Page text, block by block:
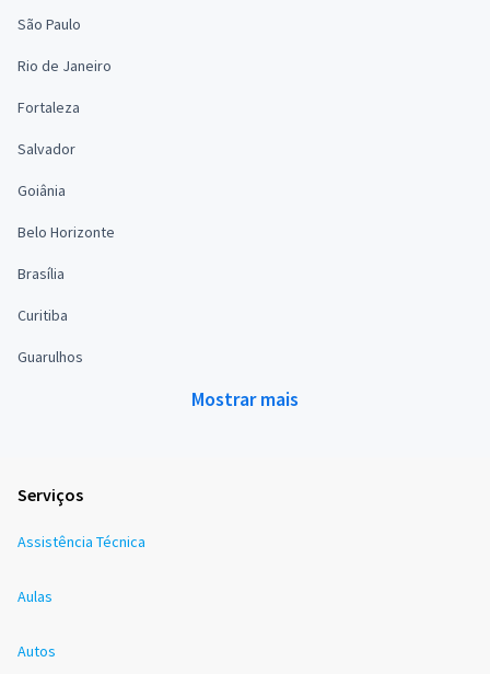
São Paulo
Rio de Janeiro
Fortaleza
Salvador
Goiânia
Belo Horizonte
Brasília
Curitiba
Guarulhos
Mostrar mais
Serviços
Assistência Técnica
Aulas
Autos